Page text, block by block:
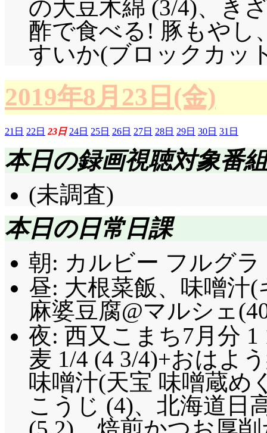
の大豆木綿 (3/4)、き
酢で食べる! 豚もやし
すいか(ブロックカッ
2019年8月23日(金)
21日 22日 23日 24日 25日 26日 27日 28日 29日 30日 31日
本日の録画視聴対象番組
(未調査)
本日の日常日課
朝: カルビー フルグラ
昼: 大根菜飯、味噌汁
麻婆豆腐@マルシェ
夜: 西又こまち7月分
麦 1/4 (4 3/4)+おはよ
味噌汁(天宝 味噌蔵め
こうじ (4)、北海道日